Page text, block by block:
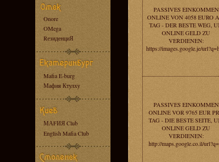
Onore
OMega
RезиденциЯ
Mafia E-burg
Мафия Ктулху
МАFИЯ Club
English Mafia Club
PASSIVES EINKOMMEN
ONLINE VON 4058 EURO
TAG - DER BESTE WEG,
ONLINE GELD ZU
VERDIENEN:
https://images.google.je/
PASSIVES EINKOMMEN
ONLINE VOR 9765 EUR
TAG - DIE BESTE SEITE,
ONLINE GELD ZU
VERDIENEN:
http://maps.google.co.il/